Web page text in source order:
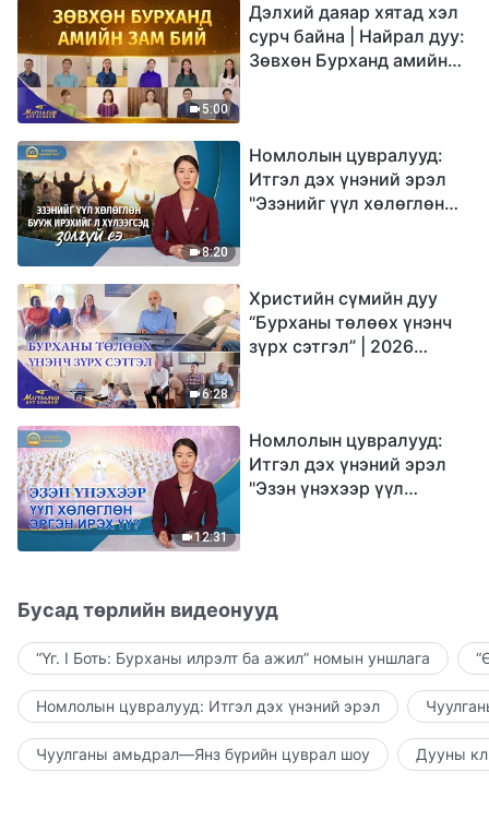
5:00
Дэлхий даяар хятад хэл
сурч байна | Найрал дуу:
Зөвхөн Бурханд амийн
8:20
Номлолын цувралууд:
Итгэл дэх үнэний эрэл
"Эзэнийг үүл хөлөглөн
6:28
Христийн сүмийн дуу
“Бурханы төлөөх үнэнч
зүрх сэтгэл” | 2026
12:31
Номлолын цувралууд:
Итгэл дэх үнэний эрэл
"Эзэн үнэхээр үүл
Бусад төрлийн видеонууд
“Үг. I Боть: Бурханы илрэлт ба ажил” номын уншлага
Номлолын цувралууд: Итгэл дэх үнэний эрэл
Чуулганы амьдрал—Янз бүрийн цуврал шоу Дууны